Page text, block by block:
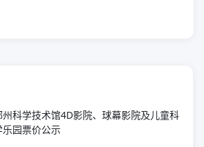
州科学技术馆4D影院、球幕影院及儿童科
乐园票价公示